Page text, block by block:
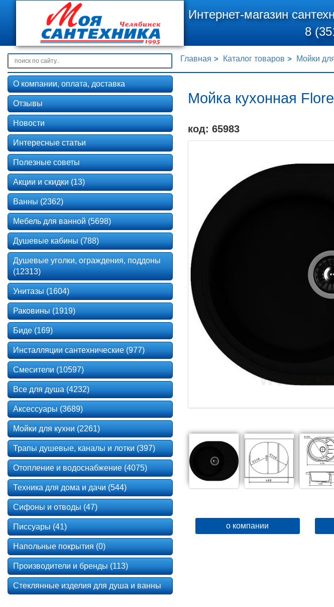
Интернет-магазин
8
Главная Каталог товаров Мойки
Мойка кухонная
код: 65983
о компании
О компании, оплата, доставка
Отзывы
Новости
Интересные статьи
Полезные советы
Акции и скидки (13)
Ванны (2362)
Мебель для ванной (5698)
Душевые кабины (788)
Душевые уголки, ограждения, поддоны
(12313)
Унитазы (1604)
Раковины (1919)
Биде (169)
Инсталляции сантехнические (977)
Смесители (10597)
Все для душа (4232)
Аксессуары (3689)
Мойки для кухни (2261)
Трапы душевые, каналы и лотки (397)
Отопление и водоснабжение (4075)
Техника для дома и дачи (544)
Сифоны и отводы (47)
Писсуары (41)
Напольные покрытия (0)
Производители и бренды (113)
Стеклянные изделия для душа и ванны